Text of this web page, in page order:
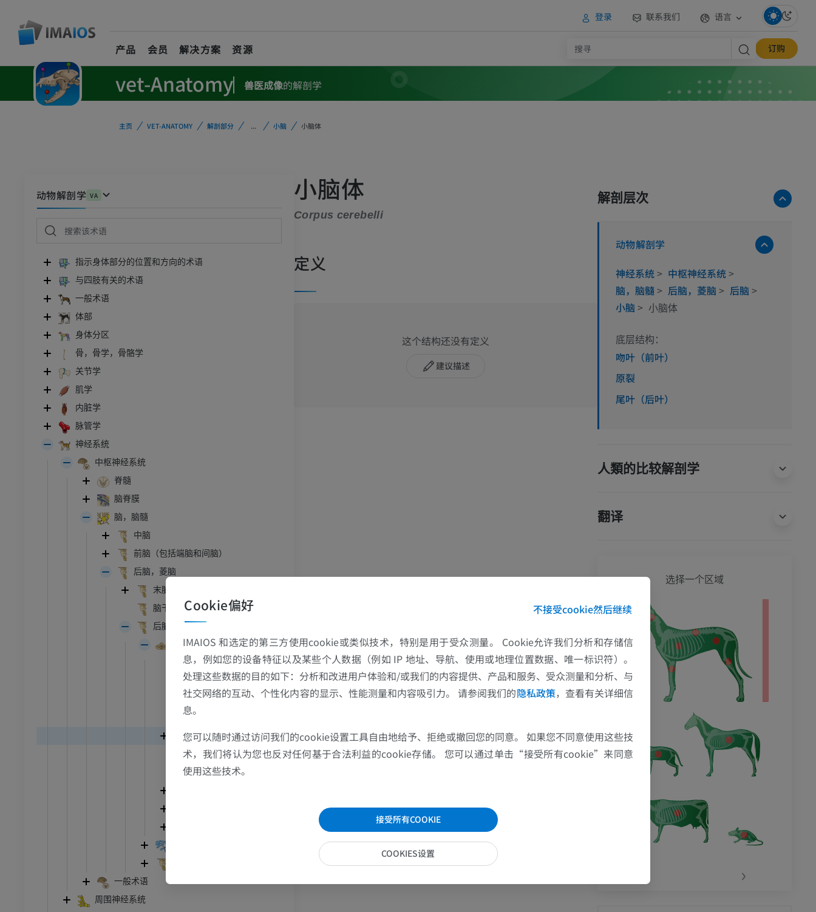
登录 联系我们 语言
产品 会员 解决方案 资源 订购
vet-Anatomy 兽医成像的解剖学
主页 VET-ANATOMY 解剖部分 ... 小脑 小脑体
动物解剖学 VA
指示身体部分的位置和方向的术语
与四肢有关的术语
一般术语
体部
身体分区
骨，骨学，骨骼学
关节学
肌学
内脏学
脉管学
神经系统
中枢神经系统
脊髓
脑脊膜
脑，脑髓
中脑
前脑（包括端脑和间脑）
后脑，菱脑
末脑
脑干
后脑
小脑
小脑叶
小脑裂
小脑沟
小脑谷
小脑体
悬雍垂（蚓垂）结节裂
绒球小结叶
一般术语
周围神经系统
小脑体
Corpus cerebelli
定义
这个结构还没有定义
建议描述
解剖层次
动物解剖学
神经系统> 中枢神经系统>
脑，脑髓> 后脑，菱脑 > 后脑 >
小脑 > 小脑体
底层结构：
吻叶（前叶）
原裂
尾叶（后叶）
人類的比较解剖学
翻译
牛
牛：一般解剖学
插画
免費
马
优质会员
马-骨骼学
放射影像学
马腕骨
计算机体层摄影
马 - 肌肉学
插画
优质会员
老鼠
免費
选择一个区域
›
Cookie偏好 不接受cookie然后继续
IMAIOS 和选定的第三方使用cookie或类似技术，特别是用于受众测量。 Cookie允许我们分析和存储信
息，例如您的设备特征以及某些个人数据（例如 IP 地址、导航、使用或地理位置数据、唯一标识符）。
处理这些数据的目的如下：分析和改进用户体验和/或我们的内容提供、产品和服务、受众测量和分析、与
社交网络的互动、个性化内容的显示、性能测量和内容吸引力。 请参阅我们的隐私政策，查看有关详细信
息。
您可以随时通过访问我们的cookie设置工具自由地给予、拒绝或撤回您的同意。 如果您不同意使用这些技
术，我们将认为您也反对任何基于合法利益的cookie存储。 您可以通过单击“接受所有cookie”来同意
使用这些技术。
接受所有COOKIE
COOKIES设置